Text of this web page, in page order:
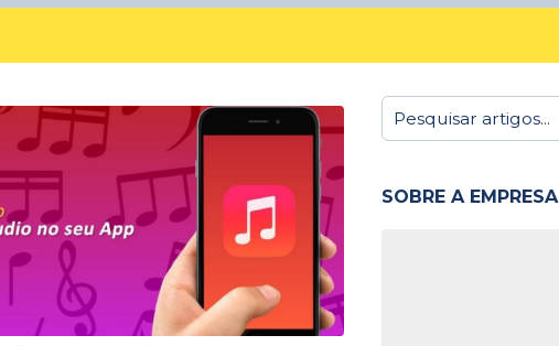
SOBRE A EMPRESA